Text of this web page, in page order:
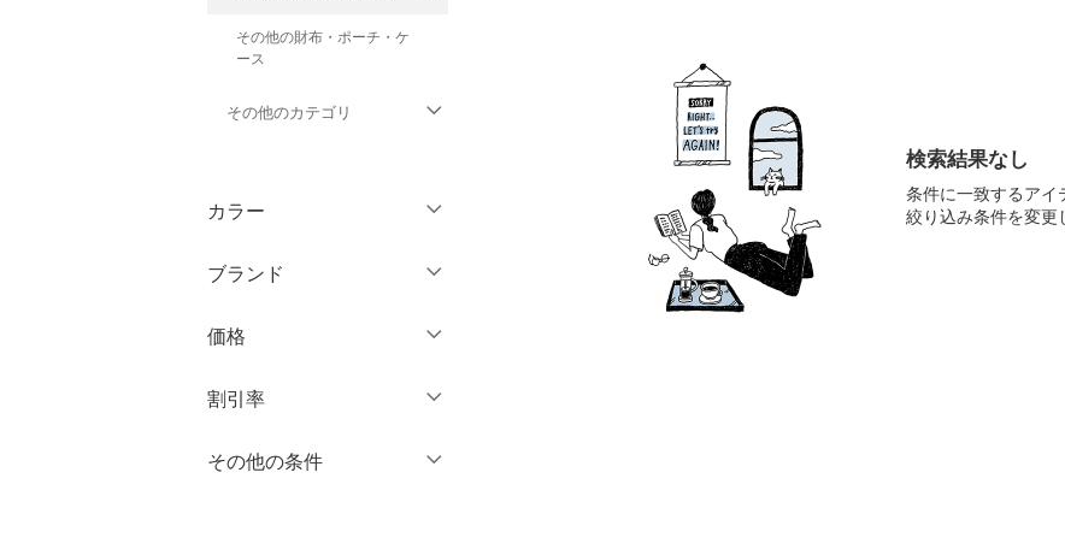
その他の財布・ポーチ・ケ
ース
その他のカテゴリ
ジャケット・アウター
パンツ
ワンピース・ドレス
スカート
オールインワン・オーバ
ーオール
カラー
クリア
ブランド
価格
絞り込み
割引率
％OFF～ ％OFF
その他の条件
検索結果なし
条件に一致するアイ
絞り込み条件を変更